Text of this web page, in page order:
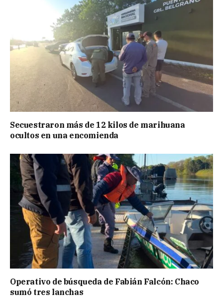
Secuestraron más de 12 kilos de marihuana
ocultos en una encomienda
Operativo de búsqueda de Fabián Falcón: Chaco
sumó tres lanchas